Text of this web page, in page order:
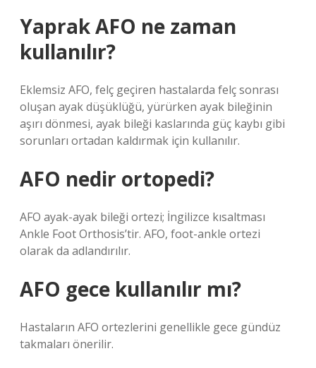
Yaprak AFO ne zaman
kullanılır?
Eklemsiz AFO, felç geçiren hastalarda felç sonrası
oluşan ayak düşüklüğü, yürürken ayak bileğinin
aşırı dönmesi, ayak bileği kaslarında güç kaybı gibi
sorunları ortadan kaldırmak için kullanılır.
AFO nedir ortopedi?
AFO ayak-ayak bileği ortezi; İngilizce kısaltması
Ankle Foot Orthosis’tir. AFO, foot-ankle ortezi
olarak da adlandırılır.
AFO gece kullanılır mı?
Hastaların AFO ortezlerini genellikle gece gündüz
takmaları önerilir.